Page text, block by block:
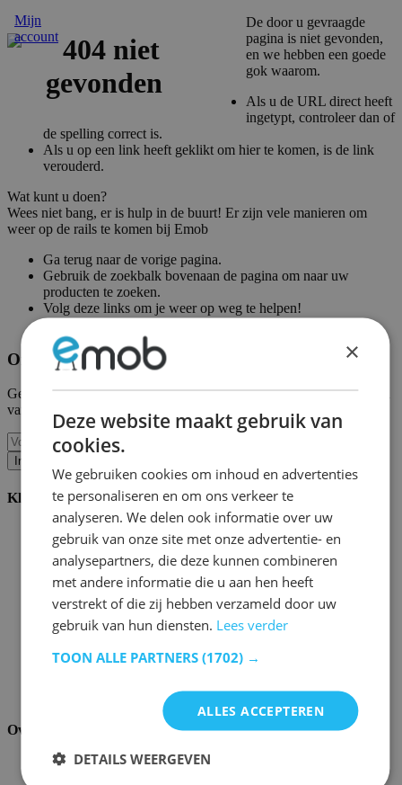
Mijn
account
De door u gevraagde
pagina is niet gevonden,
en we hebben een goede
gok waarom.
Als u de URL direct heeft
ingetypt, controleer dan of
de spelling correct is.
Als u op een link heeft geklikt om hier te komen, is de link
verouderd.
Wat kunt u doen?
Wees niet bang, er is hulp in de buurt! Er zijn vele manieren om
weer op de rails te komen bij Emob
Ga terug naar de vorige pagina.
Gebruik de zoekbalk bovenaan de pagina om naar uw
producten te zoeken.
Volg deze links om je weer op weg te helpen!
Ontvang onze nieuwe collecties en promoties.
Geef ons uw e-mail en u wordt maandelijks op de hoogte gehouden
van de laatste gebeurtenissen.
Inschrijven
Klantenservice
Bestellen bij Emob
Betaalmogelijkheden
Verzending en levering
Service en garantie
Annuleren of retourneren
Klachten
Montagetips
Wachtwoord vergeten?
Palletopslag & Fulfilment
Over ons
Over ons
×
Deze website maakt gebruik van
cookies.
We gebruiken cookies om inhoud en advertenties
te personaliseren en om ons verkeer te
analyseren. We delen ook informatie over uw
gebruik van onze site met onze advertentie- en
analysepartners, die deze kunnen combineren
met andere informatie die u aan hen heeft
verstrekt of die zij hebben verzameld door uw
gebruik van hun diensten. Lees verder
TOON ALLE PARTNERS (1702) →
ALLES ACCEPTEREN
DETAILS WEERGEVEN